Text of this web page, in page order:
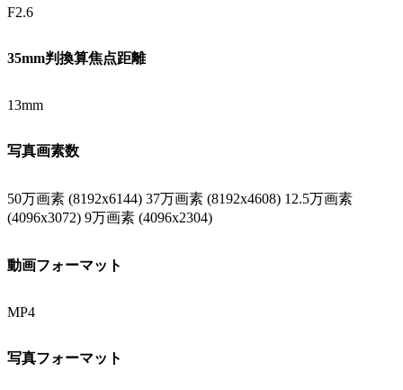
F2.6
35mm判換算焦点距離
13mm
写真画素数
50万画素 (8192x6144) 37万画素 (8192x4608) 12.5万画素
(4096x3072) 9万画素 (4096x2304)
動画フォーマット
MP4
写真フォーマット